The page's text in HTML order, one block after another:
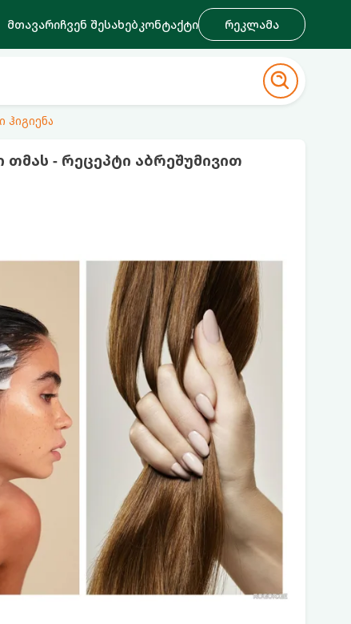
მთავარიჩვენ შესახებკონტაქტი რეკლამა
ჰიგიენა
- რეცეპტი აბრეშუმივით